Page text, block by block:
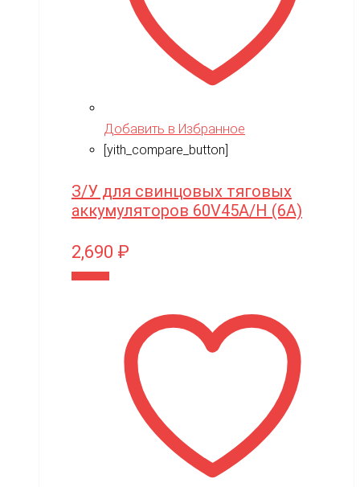
Добавить в Избранное
[yith_compare_button]
З/У для свинцовых тяговых
аккумуляторов 60V45A/H (6A)
2,690 ₽